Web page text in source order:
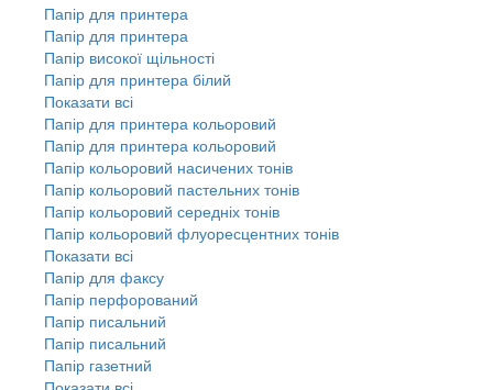
Папір для принтера
Папір для принтера
Папір високої щільності
Папір для принтера білий
Показати всі
Папір для принтера кольоровий
Папір для принтера кольоровий
Папір кольоровий насичених тонів
Папір кольоровий пастельних тонів
Папір кольоровий середніх тонів
Папір кольоровий флуоресцентних тонів
Показати всі
Папір для факсу
Папір перфорований
Папір писальний
Папір писальний
Папір газетний